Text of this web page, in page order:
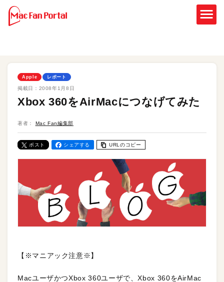
Apple レポート
掲載日： 2008年1月8日
Xbox 360をAirMacにつなげてみた
著者： Mac Fan編集部
ポスト シェアする URLのコピー
【※マニアック注意※】
MacユーザかつXbox 360ユーザで、Xbox 360をAirMac